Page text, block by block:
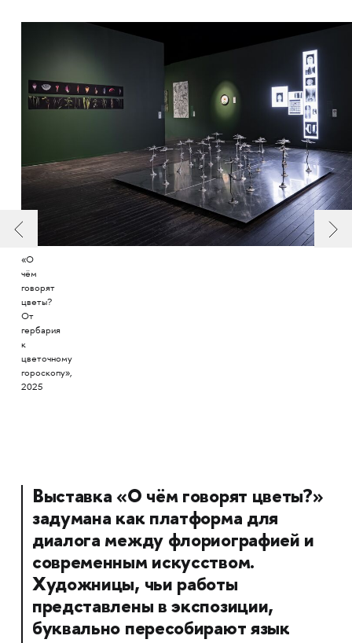
«О
чём
говорят
цветы?
От
гербария
к
цветочному
гороскопу»,
2025
Выставка «О чём говорят цветы?»
задумана как платформа для
диалога между флориографией и
современным искусством.
Художницы, чьи работы
представлены в экспозиции,
буквально пересобирают язык